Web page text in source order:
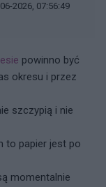
2026, 07:56:49
powinno być
okresu i przez
szczypią i nie
to papier jest po
momentalnie